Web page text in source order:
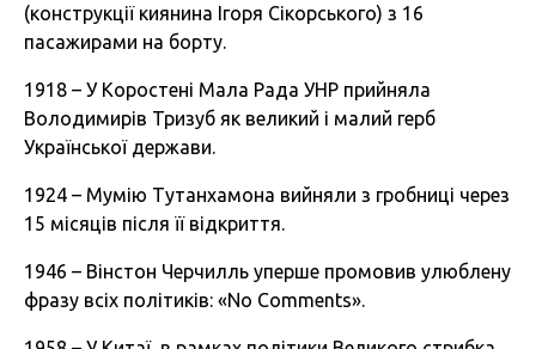
(конструкції киянина Ігоря Сікорського) з 16
пасажирами на борту.
1918 – У Коростені Мала Рада УНР прийняла
Володимирів Тризуб як великий і малий герб
Української держави.
1924 – Мумію Тутанхамона вийняли з гробниці через
15 місяців після її відкриття.
1946 – Вінстон Черчилль уперше промовив улюблену
фразу всіх політиків: «No Comments».